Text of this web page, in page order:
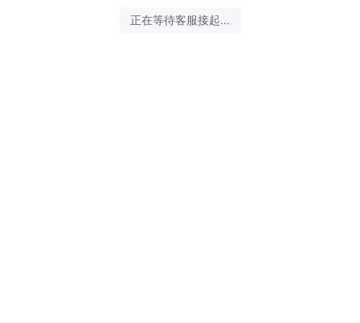
正在等待客服接起...